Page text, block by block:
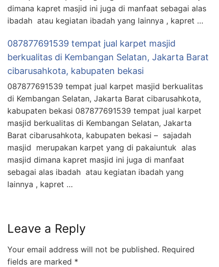
dimana kapret masjid ini juga di manfaat sebagai alas
ibadah atau kegiatan ibadah yang lainnya , kapret …
087877691539 tempat jual karpet masjid
berkualitas di Kembangan Selatan, Jakarta Barat
cibarusahkota, kabupaten bekasi
087877691539 tempat jual karpet masjid berkualitas
di Kembangan Selatan, Jakarta Barat cibarusahkota,
kabupaten bekasi 087877691539 tempat jual karpet
masjid berkualitas di Kembangan Selatan, Jakarta
Barat cibarusahkota, kabupaten bekasi – sajadah
masjid merupakan karpet yang di pakaiuntuk alas
masjid dimana kapret masjid ini juga di manfaat
sebagai alas ibadah atau kegiatan ibadah yang
lainnya , kapret …
Leave a Reply
Your email address will not be published. Required
fields are marked *